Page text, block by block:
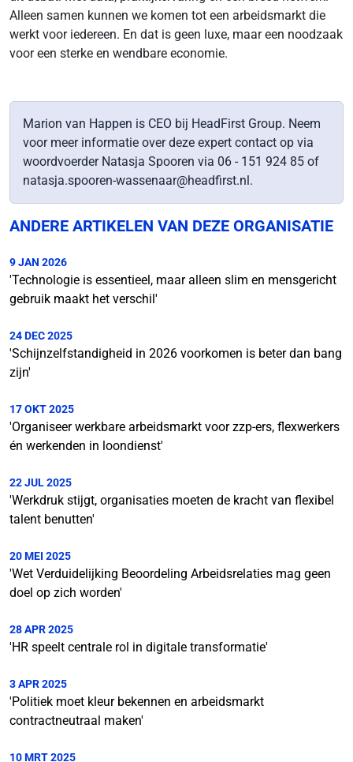
Alleen samen kunnen we komen tot een arbeidsmarkt die
werkt voor iedereen. En dat is geen luxe, maar een noodzaak
voor een sterke en wendbare economie.
Marion van Happen is CEO bij HeadFirst Group. Neem
voor meer informatie over deze expert contact op via
woordvoerder Natasja Spooren via 06 - 151 924 85 of
natasja.spooren-wassenaar@headfirst.nl.
ANDERE ARTIKELEN VAN DEZE ORGANISATIE
9 JAN 2026
'Technologie is essentieel, maar alleen slim en mensgericht
gebruik maakt het verschil'
24 DEC 2025
'Schijnzelfstandigheid in 2026 voorkomen is beter dan bang
zijn'
17 OKT 2025
'Organiseer werkbare arbeidsmarkt voor zzp-ers, flexwerkers
én werkenden in loondienst'
22 JUL 2025
'Werkdruk stijgt, organisaties moeten de kracht van flexibel
talent benutten'
20 MEI 2025
'Wet Verduidelijking Beoordeling Arbeidsrelaties mag geen
doel op zich worden'
28 APR 2025
'HR speelt centrale rol in digitale transformatie'
3 APR 2025
'Politiek moet kleur bekennen en arbeidsmarkt
contractneutraal maken'
10 MRT 2025